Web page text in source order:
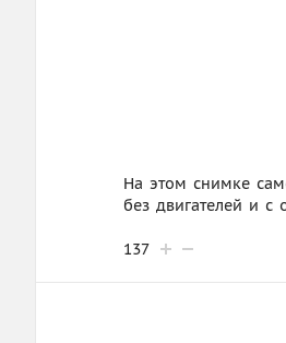
На этом снимке
без двигателей и
137